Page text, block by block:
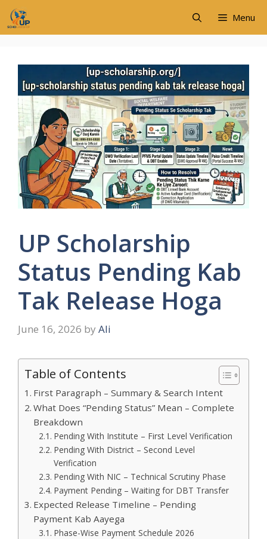
Skip
content
Menu
UP Scholarship
Status Pending Kab
Tak Release Hoga
June 16, 2026 by Ali
Table of Contents
First Paragraph – Summary & Search Intent
What Does “Pending Status” Mean – Complete
Breakdown
Pending With Institute – First Level Verification
Pending With District – Second Level
Verification
Pending With NIC – Technical Scrutiny Phase
Payment Pending – Waiting for DBT Transfer
Expected Release Timeline – Pending
Payment Kab Aayega
Phase-Wise Payment Schedule 2026